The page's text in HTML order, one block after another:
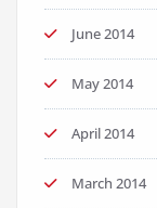
June 2014
May 2014
April 2014
March 2014